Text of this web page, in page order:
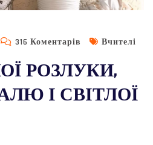
316 Коментарів До
РОКИ
РОЗЛУКИ,
Вчителі
РОЗЛУКИ,
І СВІТЛОЇ